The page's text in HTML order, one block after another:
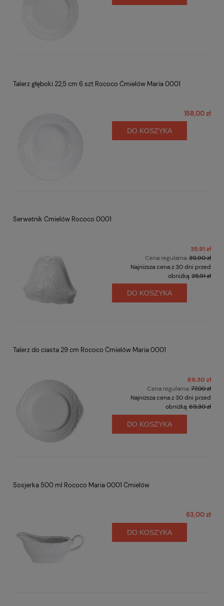
Talerz głęboki 22,5 cm 6 szt Rococo Ćmielów Maria 0001
158,00 zł
DO KOSZYKA
Serwetnik Ćmielów Rococo 0001
35,91 zł
Cena regularna:39,90 zł
Najniższa cena z 30 dni przed
obniżką:35,91 zł
DO KOSZYKA
Talerz do ciasta 29 cm Rococo Ćmielów Maria 0001
69,30 zł
Cena regularna:77,00 zł
Najniższa cena z 30 dni przed
obniżką:69,30 zł
DO KOSZYKA
Sosjerka 500 ml Rococo Maria 0001 Ćmielów
63,00 zł
DO KOSZYKA